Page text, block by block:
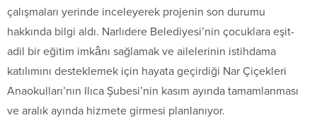
çalışmaları yerinde inceleyerek projenin son durumu
hakkında bilgi aldı. Narlıdere Belediyesi’nin çocuklara eşit-
adil bir eğitim imkânı sağlamak ve ailelerinin istihdama
katılımını desteklemek için hayata geçirdiği Nar Çiçekleri
Anaokulları’nın Ilıca Şubesi’nin kasım ayında tamamlanması
ve aralık ayında hizmete girmesi planlanıyor.